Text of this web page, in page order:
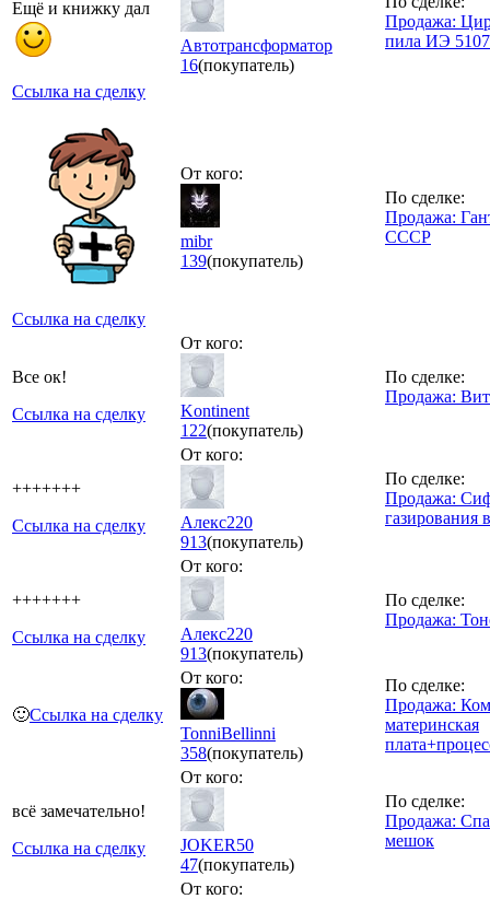
Ещё и книжку дал
Ссылка на сделку
Автотрансформатор
16(покупатель)
Продажа:
пила ИЭ
Ссылка на сделку
От кого:
mibr
139(покупатель)
По сделке:
Продажа:
СССР
Все ок!
Ссылка на сделку
От кого:
Kontinent
122(покупатель)
По сделке:
Продажа:
+++++++
Ссылка на сделку
От кого:
Алекс220
913(покупатель)
По сделке:
Продажа:
газирования
+++++++
Ссылка на сделку
От кого:
Алекс220
913(покупатель)
По сделке:
Продажа:
🙂Ссылка на сделку
От кого:
TonniBellinni
358(покупатель)
По сделке:
Продажа:
материнская
всё замечательно!
Ссылка на сделку
От кого:
JOKER50
47(покупатель)
По сделке:
Продажа:
мешок
От кого: